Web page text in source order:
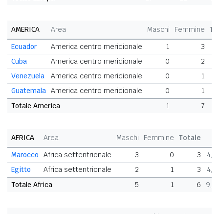
AMERICA Area Maschi Femmine
Ecuador
America centro meridionale 1
3
Cuba
America centro meridionale 0
2
Venezuela
America centro meridionale 0
1
Guatemala America centro meridionale 0
1
Totale America
1 7
AFRICA Area Maschi Femmine
Totale
Marocco
Africa settentrionale 3 0 3
Egitto
Africa settentrionale 2 1 3
Totale Africa
5 1 6